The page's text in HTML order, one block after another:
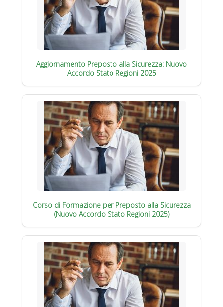
Aggiornamento Preposto alla Sicurezza: Nuovo
Accordo Stato Regioni 2025
Corso di Formazione per Preposto alla Sicurezza
(Nuovo Accordo Stato Regioni 2025)